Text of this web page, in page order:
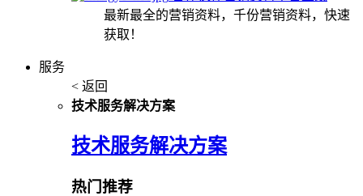
最新最全的营销资料，千份营销资料，快速
获取！
服务
< 返回
技术服务解决方案
技术服务解决方案
热门推荐